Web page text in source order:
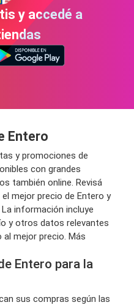
y accedé a
Entero
y promociones de
con grandes
también online. Revisá
mejor precio de Entero y
información incluye
y otros datos relevantes
mejor precio. Más
Entero para la
sus compras según las